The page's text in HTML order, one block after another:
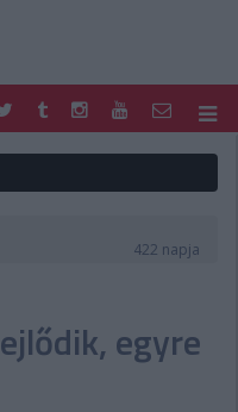
422 napja
egyre